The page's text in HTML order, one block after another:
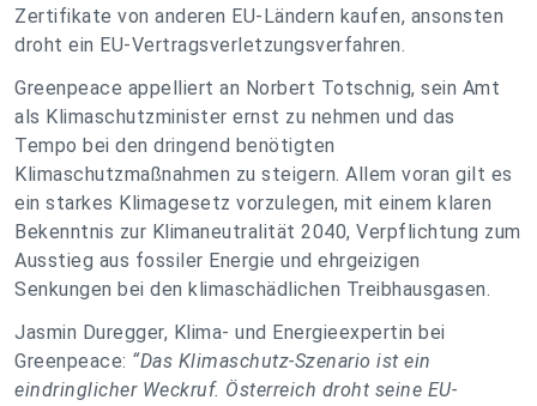
Zertifikate von anderen EU-Ländern kaufen, ansonsten
droht ein EU-Vertragsverletzungsverfahren.
Greenpeace appelliert an Norbert Totschnig, sein Amt
als Klimaschutzminister ernst zu nehmen und das
Tempo bei den dringend benötigten
Klimaschutzmaßnahmen zu steigern. Allem voran gilt es
ein starkes Klimagesetz vorzulegen, mit einem klaren
Bekenntnis zur Klimaneutralität 2040, Verpflichtung zum
Ausstieg aus fossiler Energie und ehrgeizigen
Senkungen bei den klimaschädlichen Treibhausgasen.
Jasmin Duregger, Klima- und Energieexpertin bei
Greenpeace: “Das Klimaschutz-Szenario ist ein
eindringlicher Weckruf. Österreich droht seine EU-